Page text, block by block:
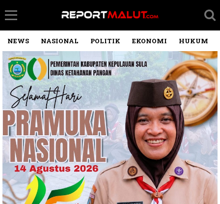
NEWS NASIONAL POLITIK EKONOMI HUKUM